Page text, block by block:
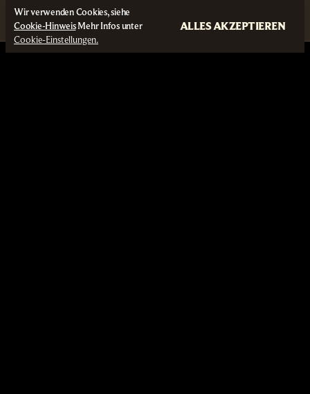
Wir verwenden Cookies, siehe
Cookie-HinweisMehr Infos unter
Cookie-Einstellungen.
ALLES AKZEPTIEREN